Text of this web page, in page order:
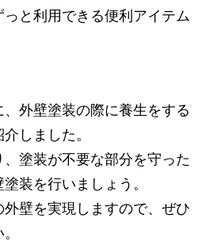
と利用できる便利アイテム
外壁塗装の際に養生をする
しました。
塗装が不要な部分を守った
装を行いましょう。
壁を実現しますので、ぜひ